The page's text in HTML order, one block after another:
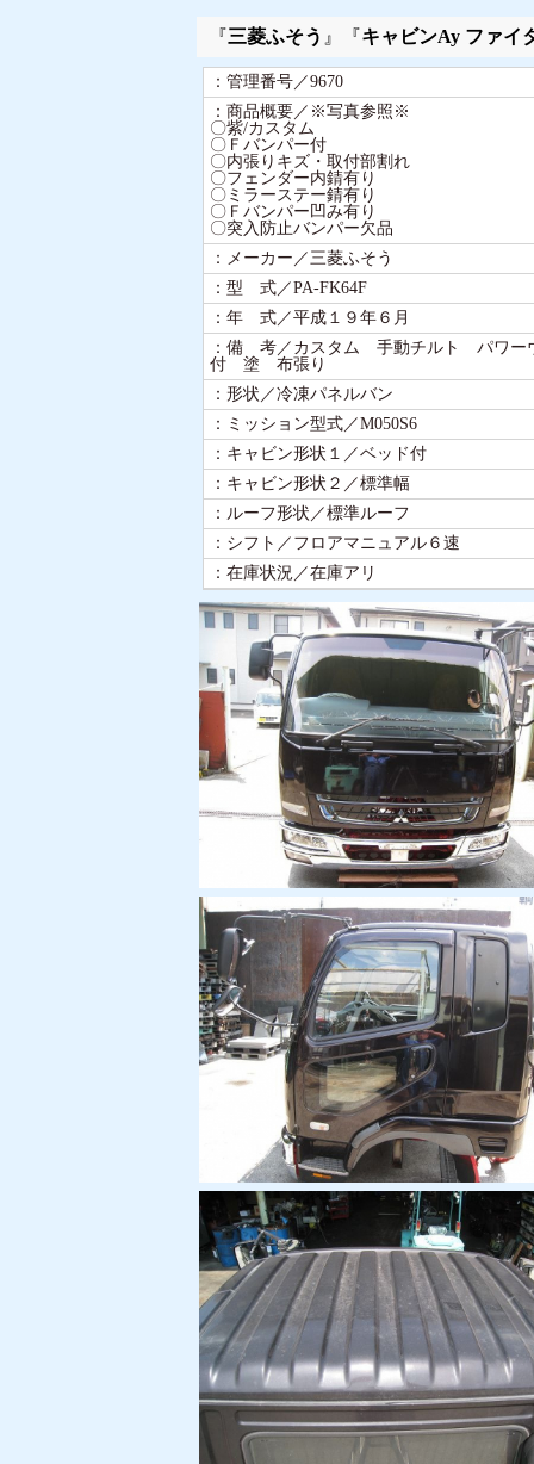
『三菱ふそう 』『キャビンAy ファイ
：管理番号／9670
：商品概要／※写真参照※
〇紫/カスタム
〇Ｆバンパー付
〇内張りキズ・取付部割れ
〇フェンダー内錆有り
〇ミラーステー錆有り
〇Ｆバンパー凹み有り
〇突入防止バンパー欠品
：メーカー／三菱ふそう
：型 式／PA-FK64F
：年 式／平成１９年６月
：備 考／カスタム 手動チルト パワ
付 塗 布張り
：形状／冷凍パネルバン
：ミッション型式／M050S6
：キャビン形状１／ベッド付
：キャビン形状２／標準幅
：ルーフ形状／標準ルーフ
：シフト／フロアマニュアル６速
：在庫状況／在庫アリ